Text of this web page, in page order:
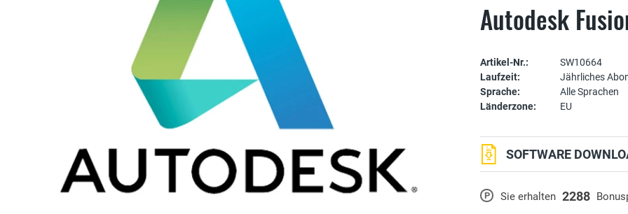
Autodesk
Artikel-Nr.:
SW10664
Laufzeit:
Jährliches
Sprache:
Alle Sprachen
Länderzone:
EU
P Sie erhalten 2288
SOFTWARE